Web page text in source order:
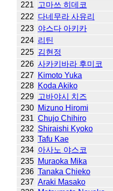
221
고마쓰 히데코
222 다네무라 사유리
223 야스다 아키카
224 리틴
225 김현정
226 사카키바라 후미코
227
Kimoto Yuka
228 Koda Akiko
229 고바야시 치즈
230 Mizuno Hiromi
231 Chujo Chihiro
232 Shiraishi Kyoko
233 Tafu Kae
234 아사노 야스코
235 Muraoka Mika
236 Tanaka Chieko
237 Araki Masako